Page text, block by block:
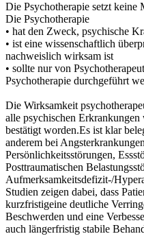
Die Psychotherapie setzt keine
Die Psychotherapie
• hat den Zweck, psychische
• ist eine wissenschaftlich
nachweislich wirksam ist
• sollte nur von
Psychotherapie durchgeführt
Die Wirksamkeit
alle psychischen Erkrankungen
bestätigt worden.Es ist klar
anderem bei
Persönlichkeitsstörungen,
Posttraumatischen
Aufmerksamkeitsdefizit-/
Studien zeigen dabei, dass
kurzfristigeine deutliche
Beschwerden und eine
auch längerfristig stabile